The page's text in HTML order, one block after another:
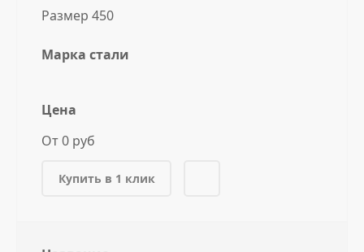
Размер 450
Марка стали
Цена
От 0 руб
Купить в 1 клик